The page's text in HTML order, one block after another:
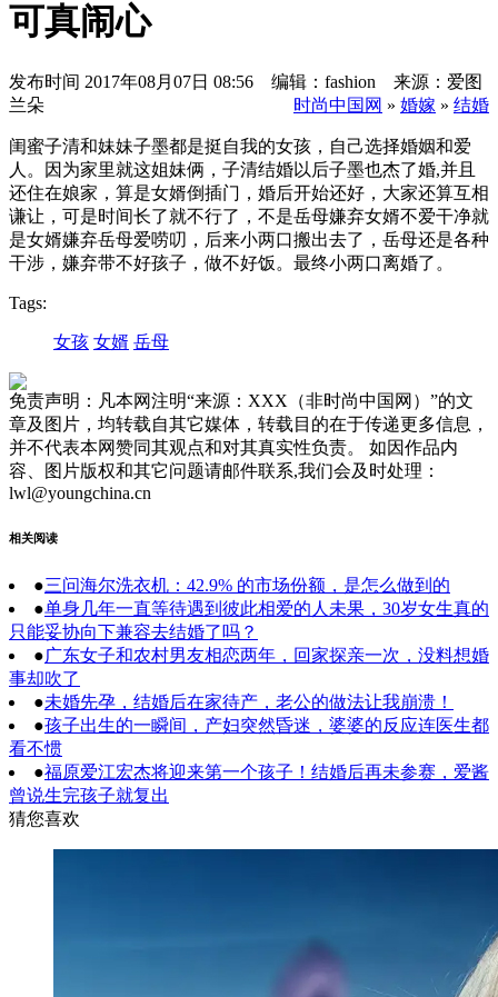
可真闹心
发布时间 2017年08月07日 08:56 编辑：fashion 来源：爱图
兰朵
时尚中国网 » 婚嫁 » 结婚
闺蜜子清和妹妹子墨都是挺自我的女孩，自己选择婚姻和爱
人。因为家里就这姐妹俩，子清结婚以后子墨也杰了婚,并且
还住在娘家，算是女婿倒插门，婚后开始还好，大家还算互相
谦让，可是时间长了就不行了，不是岳母嫌弃女婿不爱干净就
是女婿嫌弃岳母爱唠叨，后来小两口搬出去了，岳母还是各种
干涉，嫌弃带不好孩子，做不好饭。最终小两口离婚了。
Tags:
女孩 女婿 岳母
免责声明：凡本网注明“来源：XXX（非时尚中国网）”的文
章及图片，均转载自其它媒体，转载目的在于传递更多信息，
并不代表本网赞同其观点和对其真实性负责。 如因作品内
容、图片版权和其它问题请邮件联系,我们会及时处理：
lwl@youngchina.cn
相关阅读
●三问海尔洗衣机：42.9% 的市场份额，是怎么做到的
●单身几年一直等待遇到彼此相爱的人未果，30岁女生真的
只能妥协向下兼容去结婚了吗？
●广东女子和农村男友相恋两年，回家探亲一次，没料想婚
事却吹了
●未婚先孕，结婚后在家待产，老公的做法让我崩溃！
●孩子出生的一瞬间，产妇突然昏迷，婆婆的反应连医生都
看不惯
●福原爱江宏杰将迎来第一个孩子！结婚后再未参赛，爱酱
曾说生完孩子就复出
猜您喜欢